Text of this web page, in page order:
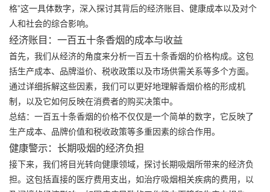
格”这一具体数字，深入探讨其背后的经济账目、健康成本以及对个
人和社会的综合影响。
经济账目：一百五十条香烟的成本与收益
首先，我们从经济的角度来分析一百五十条香烟的价格构成。这包
括生产成本、品牌溢价、税收政策以及市场供需关系等多个方面。
通过详细拆解这些因素，我们可以更好地理解香烟价格的形成机
制，以及它如何反映在消费者的购买决策中。
总结：一百五十条香烟的价格不仅仅是一个简单的数字，它反映了
生产成本、品牌价值和税收政策等多重因素的综合作用。
健康警示：长期吸烟的经济负担
接下来，我们将目光转向健康领域，探讨长期吸烟所带来的经济负
担。这包括直接的医疗费用支出，如治疗吸烟相关疾病的费用，以